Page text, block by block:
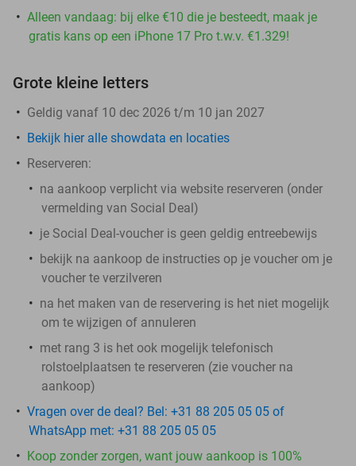
Alleen vandaag: bij elke €10 die je besteedt, maak je
gratis kans op een iPhone 17 Pro t.w.v. €1.329!
Grote kleine letters
Geldig vanaf 10 dec 2026 t/m 10 jan 2027
Bekijk hier alle showdata en locaties
Reserveren:
na aankoop verplicht via website reserveren (onder
vermelding van Social Deal)
je Social Deal-voucher is geen geldig entreebewijs
bekijk na aankoop de instructies op je voucher om je
voucher te verzilveren
na het maken van de reservering is het niet mogelijk
om te wijzigen of annuleren
met rang 3 is het ook mogelijk telefonisch
rolstoelplaatsen te reserveren (zie voucher na
aankoop)
Vragen over de deal? Bel: +31 88 205 05 05 of
WhatsApp met: +31 88 205 05 05
Koop zonder zorgen, want jouw aankoop is 100%